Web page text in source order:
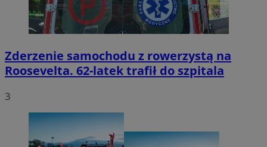
Zderzenie samochodu z rowerzystą na
Roosevelta. 62-latek trafił do szpitala
3